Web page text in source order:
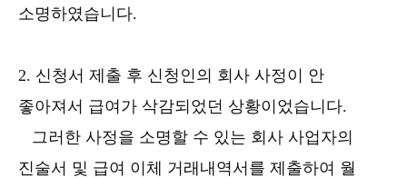
소명하였습니다.
2. 신청서 제출 후 신청인의 회사 사정이 안
좋아져서 급여가 삭감되었던 상황이었습니다.
그러한 사정을 소명할 수 있는 회사 사업자의
진술서 및 급여 이체 거래내역서를 제출하여 월